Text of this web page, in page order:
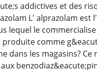
addictives et des
L' alprazolam est
lequel le
comme
dans les magasins?